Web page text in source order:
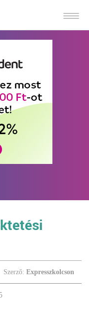
Szerző: Expresszkolcson